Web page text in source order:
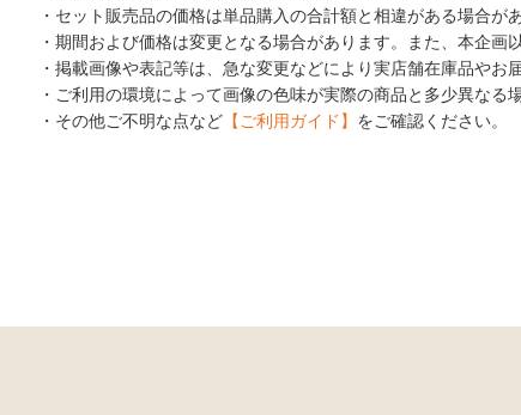
・セット販売品の価格は単品購入の合計額と相違がある場合が
・期間および価格は変更となる場合があります。また、本企画
・掲載画像や表記等は、急な変更などにより実店舗在庫品やお
・ご利用の環境によって画像の色味が実際の商品と多少異なる
・その他ご不明な点など 【ご利用ガイド】 をご確認ください。